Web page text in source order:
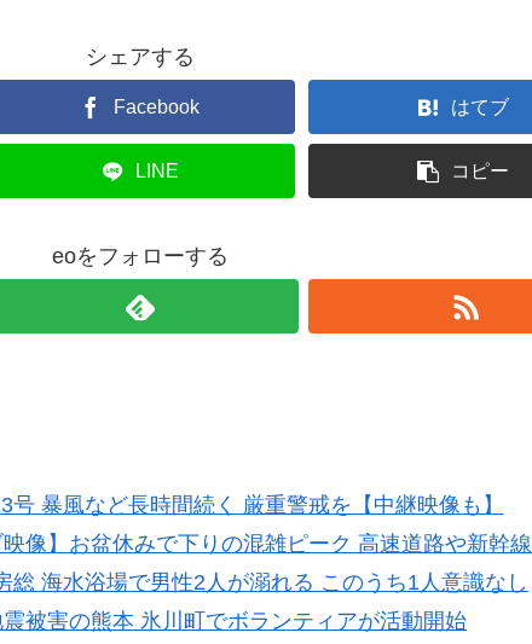
シェアする
Facebook はてブ
LINE コピー
eoをフォローする
号 暴風など長時間続く 厳重警戒を【中継映像も】
像】お盆休みで下りの混雑ピーク 高速道路や新幹線
総 海水浴場で男性2人が溺れる このうち1人意識なし
被害の熊本 氷川町でボランティアが活動開始